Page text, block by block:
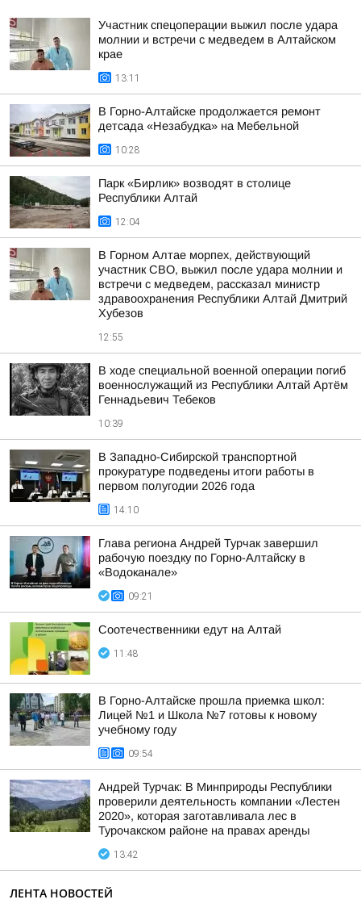
Участник спецоперации выжил после удара
молнии и встречи с медведем в Алтайском
крае
13:11
В Горно-Алтайске продолжается ремонт
детсада «Незабудка» на Мебельной
10:28
Парк «Бирлик» возводят в столице
Республики Алтай
12:04
В Горном Алтае морпех, действующий
участник СВО, выжил после удара молнии и
встречи с медведем, рассказал министр
здравоохранения Республики Алтай Дмитрий
Хубезов
12:55
В ходе специальной военной операции погиб
военнослужащий из Республики Алтай Артём
Геннадьевич Тебеков
10:39
В Западно-Сибирской транспортной
прокуратуре подведены итоги работы в
первом полугодии 2026 года
14:10
Глава региона Андрей Турчак завершил
рабочую поездку по Горно-Алтайску в
«Водоканале»
09:21
Соотечественники едут на Алтай
11:48
В Горно-Алтайске прошла приемка школ:
Лицей №1 и Школа №7 готовы к новому
учебному году
09:54
Андрей Турчак: В Минприроды Республики
проверили деятельность компании «Лестен
2020», которая заготавливала лес в
Турочакском районе на правах аренды
13:42
ЛЕНТА НОВОСТЕЙ